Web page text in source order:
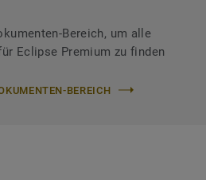
Bereich, um alle
Eclipse Premium zu finden
BEREICH